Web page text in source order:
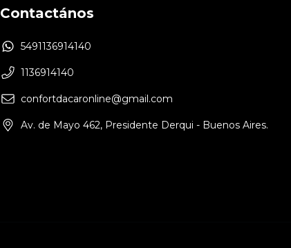
Contactános
5491136914140
1136914140
confortdacaronline@gmail.com
Av. de Mayo 462, Presidente Derqui - Buenos Aires.